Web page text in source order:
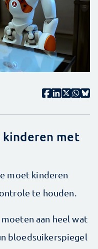
met
moet kinderen
te houden.
aan heel wat
bloedsuikerspiegel